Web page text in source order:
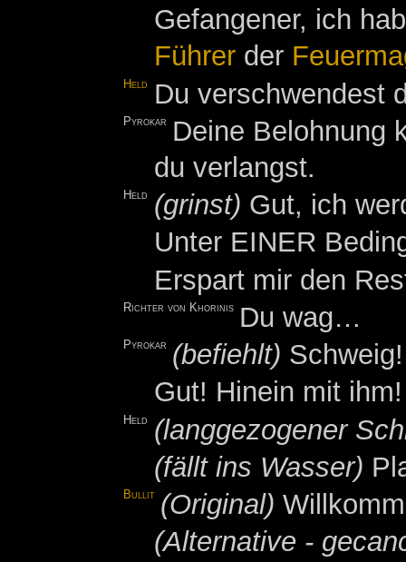
Gefangener, ich
Führer der
Held Du verschwendest
Pyrokar
Deine Belohnung
du verlangst.
Held (grinst) Gut, ich
Unter EINER
Erspart mir den
Richter von Khorinis Du wag…
Pyrokar (befiehlt) Schweig!
Gut! Hinein mit ihm!
Held
(langgezogener
(fällt ins Wasser)
Bullit (Original)
(Alternative -